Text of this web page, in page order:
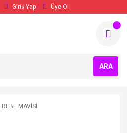
Giriş Yap Üye Ol
ARA